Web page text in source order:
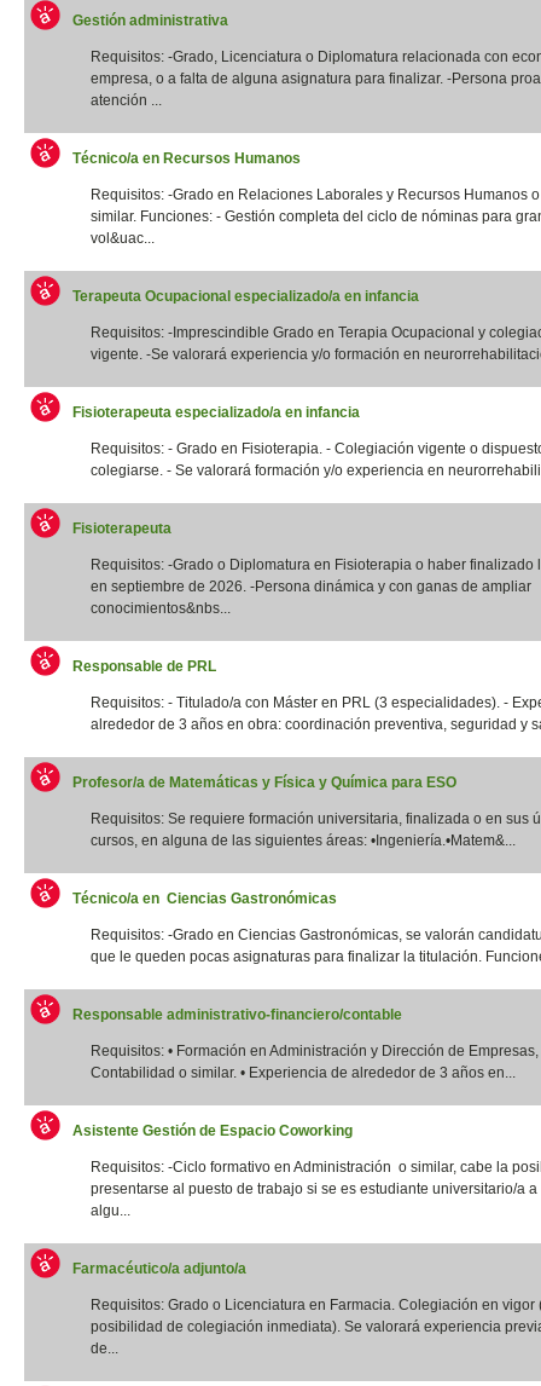
Gestión administrativa
Requisitos: -Grado, Licenciatura o Diplomatura relacionada con
empresa, o a falta de alguna asignatura para finalizar. -Persona
atención ...
Técnico/a en Recursos Humanos
Requisitos: -Grado en Relaciones Laborales y Recursos Humanos
similar. Funciones: - Gestión completa del ciclo de nóminas para
vol&uac...
Terapeuta Ocupacional especializado/a en infancia
Requisitos: -Imprescindible Grado en Terapia Ocupacional y
vigente. -Se valorará experiencia y/o formación en
Fisioterapeuta especializado/a en infancia
Requisitos: - Grado en Fisioterapia. - Colegiación vigente o
colegiarse. - Se valorará formación y/o experiencia en
Fisioterapeuta
Requisitos: -Grado o Diplomatura en Fisioterapia o haber finalizado
en septiembre de 2026. -Persona dinámica y con ganas de ampliar
conocimientos&nbs...
Responsable de PRL
Requisitos: - Titulado/a con Máster en PRL (3 especialidades). -
alrededor de 3 años en obra: coordinación preventiva, seguridad y
Profesor/a de Matemáticas y Física y Química para ESO
Requisitos: Se requiere formación universitaria, finalizada o en sus
cursos, en alguna de las siguientes áreas: •Ingeniería.•Matem&...
Técnico/a en Ciencias Gastronómicas
Requisitos: -Grado en Ciencias Gastronómicas, se valorán
que le queden pocas asignaturas para finalizar la titulación.
Responsable administrativo-financiero/contable
Requisitos: • Formación en Administración y Dirección de
Contabilidad o similar. • Experiencia de alrededor de 3 años en...
Asistente Gestión de Espacio Coworking
Requisitos: -Ciclo formativo en Administración o similar, cabe la
presentarse al puesto de trabajo si se es estudiante universitario/a a
algu...
Farmacéutico/a adjunto/a
Requisitos: Grado o Licenciatura en Farmacia. Colegiación en vigor
posibilidad de colegiación inmediata). Se valorará experiencia
de...